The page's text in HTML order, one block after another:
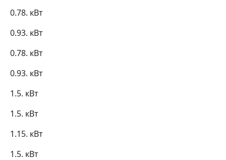
0.78. кВт
0.93. кВт
0.78. кВт
0.93. кВт
1.5. кВт
1.5. кВт
1.15. кВт
1.5. кВт